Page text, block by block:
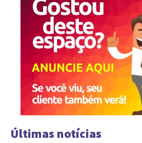
Últimas notícias